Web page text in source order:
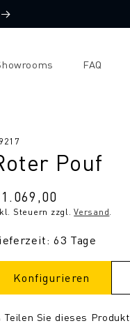
FAQ
Pouf
Steuern zzgl.Versand.
63 Tage
Konfigurieren
Teilen Sie dieses Produkt